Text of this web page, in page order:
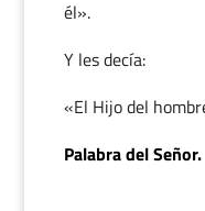
él».
Y les decía:
«El Hijo del
Palabra del Señor.